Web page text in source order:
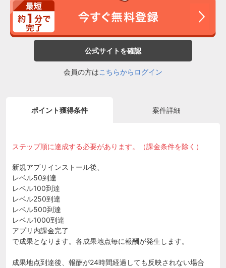
公式サイトを確認
会員の方はこちらからログイン
ポイント獲得条件 案件詳細
ステップ順に達成する必要があります。（課金条件を除く）
新規アプリインストール後、
レベル50到達
レベル100到達
レベル250到達
レベル500到達
レベル1000到達
アプリ内課金完了
で成果となります。各成果地点毎に報酬が発生します。
成果地点到達後、報酬が24時間経過しても反映されない場合